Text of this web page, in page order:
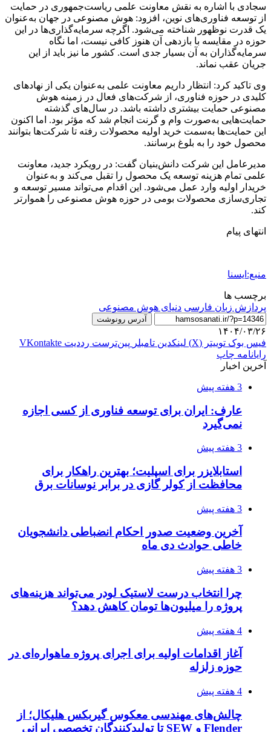
سجادی با اشاره به نقش معاونت علمی ریاست‌جمهوری در حمایت
از توسعه فناوری‌های نوین، افزود: هوش مصنوعی در جهان به‌عنوان
یک قدرت نوظهور شناخته می‌شود. اگرچه سرمایه‌گذاری‌ها در این
حوزه در مقایسه با بازدهی آن هنوز کافی نیست، اما نگاه
سرمایه‌گذاران به آن بسیار جدی است. کشور ما نیز باید از این
جریان عقب نماند.
وی تاکید کرد: انتظار داریم معاونت علمی به‌عنوان یکی از نهادهای
کلیدی در حوزه فناوری، از شرکت‌های فعال در زمینه هوش
مصنوعی حمایت بیشتری داشته باشد. در سال‌های گذشته
حمایت‌هایی به‌صورت وام و گرنت انجام شد که مؤثر بود. اما اکنون
این حمایت‌ها به‌سمت خرید اولیه محصولات رفته تا شرکت‌ها بتوانند
محصول خود را به بلوغ برسانند.
مدیرعامل این شرکت دانش‌بنیان گفت: در رویکرد جدید، معاونت
علمی تمام هزینه توسعه یک محصول را تقبل می‌کند و به‌عنوان
خریدار اولیه وارد عمل می‌شود. این اقدام می‌تواند مسیر توسعه و
تجاری‌سازی محصولات بومی در حوزه هوش مصنوعی را هموارتر
کند.
انتهای پیام
منبع:ایسنا
برچسب ها
پردازش زبان فارسی دنیای هوش مصنوعی
آدرس رونوشت
۱۴۰۴/۰۳/۲۶
فیس بوک توییتر (X) لینکدین ‫تامبلر ‫پین‌ترست ‫رددیت ‫VKontakte
رایانامه چاپ
آخرین اخبار
3 هفته پیش
عارف: ایران برای توسعه فناوری از کسی اجازه
نمی‌گیرد
3 هفته پیش
استابلایزر برای اسپلیت؛ بهترین راهکار برای
محافظت از کولر گازی در برابر نوسانات برق
3 هفته پیش
آخرین وضعیت صدور احکام انضباطی دانشجویان
خاطی حوادث دی ماه
3 هفته پیش
چرا انتخاب درست لاستیک لودر می‌تواند هزینه‌های
پروژه را میلیون‌ها تومان کاهش دهد؟
4 هفته پیش
آغاز اقدامات اولیه برای اجرای پروژه ماهواره‌ای در
حوزه زلزله
4 هفته پیش
چالش‌های مهندسی معکوس گیربکس هلیکال؛ از
Flender و SEW تا تولیدکنندگان تخصصی ایرانی